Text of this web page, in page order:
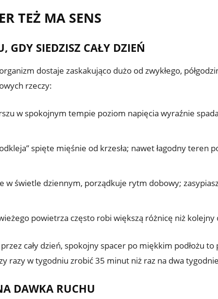
TEŻ MA SENS
GDY SIEDZISZ CAŁY DZIEŃ
dostaje zaskakująco dużo od zwykłego,
rzeczy:
w spokojnym tempie poziom napięcia wyraźnie
spięte mięśnie od krzesła; nawet łagodny teren
w świetle dziennym, porządkuje rytm dobowy;
powietrza często robi większą różnicę niż kolejny
cały dzień, spokojny spacer po miękkim podłożu
razy w tygodniu zrobić 35 minut niż raz na dwa
DAWKA RUCHU